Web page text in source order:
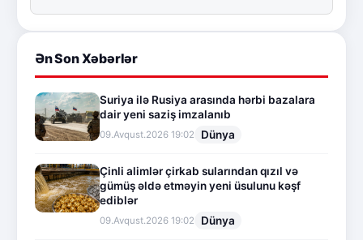
Ən Son Xəbərlər
Suriya ilə Rusiya arasında hərbi bazalara
dair yeni saziş imzalanıb
09.Avqust.2026 19:02 Dünya
Çinli alimlər çirkab sularından qızıl və
gümüş əldə etməyin yeni üsulunu kəşf
ediblər
09.Avqust.2026 19:02 Dünya